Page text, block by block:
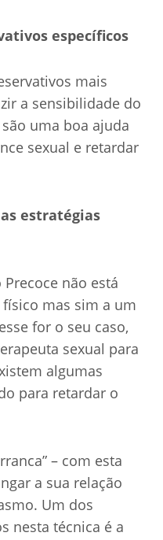
específicos
mais
a sensibilidade do
uma boa ajuda
sexual e retardar
estratégias
Precoce não está
mas sim a um
for o seu caso,
sexual para
algumas
para retardar o
– com esta
a sua relação
Um dos
nesta técnica é a